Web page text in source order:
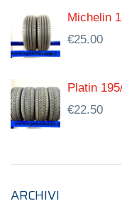
Michelin
€25.00
Platin
€22.50
ARCHIVI